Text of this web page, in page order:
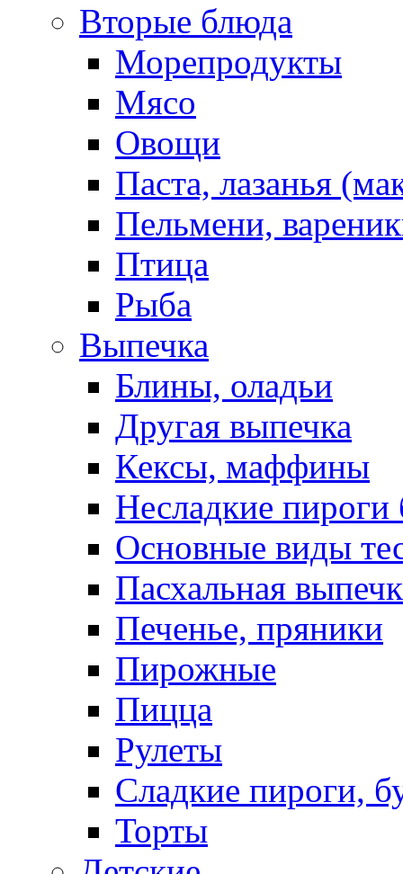
Вторые блюда
Морепродукты
Мясо
Овощи
Паста, лазанья
Пельмени,
Птица
Рыба
Выпечка
Блины, оладьи
Другая выпечка
Кексы, маффины
Несладкие пироги
Основные виды
Пасхальная
Печенье, пряники
Пирожные
Пицца
Рулеты
Сладкие пироги,
Торты